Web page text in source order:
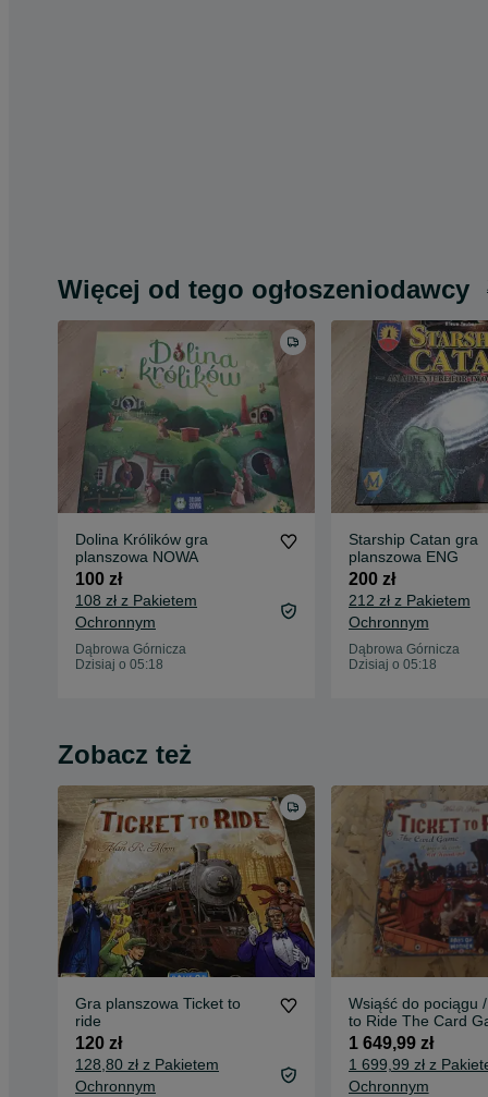
Więcej od tego ogłoszeniodawcy
Dolina Królików gra
planszowa NOWA
100 zł
108 zł z Pakietem
Ochronnym
Dąbrowa Górnicza
Dzisiaj o 05:18
Starship Catan gra
planszowa ENG
200 zł
212 zł z Pakietem
Ochronnym
Dąbrowa Górnicza
Dzisiaj o 05:18
Zobacz też
Gra planszowa Ticket to
ride
120 zł
128,80 zł z Pakietem
Ochronnym
Wsiąść do pociągu
to Ride The Card
Unikat!
1 649,99 zł
1 699,99 zł z
Ochronnym